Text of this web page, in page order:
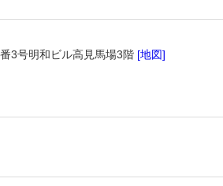
3号明和ビル高見馬場3階 [地図]